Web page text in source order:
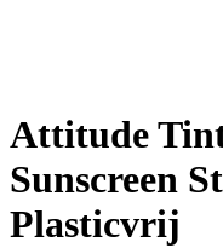
Attitude
Sunscreen
Plasticvrij